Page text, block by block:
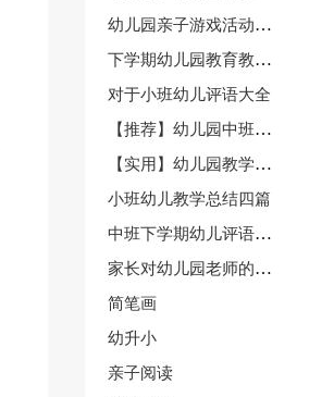
幼儿园亲子游戏活动主持词
下学期幼儿园教育教学计划
对于小班幼儿评语大全
【推荐】幼儿园中班健康教案模板集合十篇
【实用】幼儿园教学工作总结范文锦集五篇
小班幼儿教学总结四篇
中班下学期幼儿评语大全
家长对幼儿园老师的评语
简笔画
幼升小
亲子阅读